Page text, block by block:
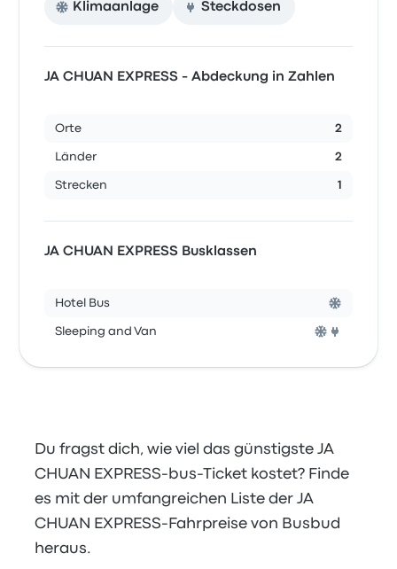
Klimaanlage Steckdosen
JA CHUAN EXPRESS - Abdeckung in Zahlen
Orte 2
Länder 2
Strecken 1
JA CHUAN EXPRESS Busklassen
Hotel Bus
Sleeping and Van
Du fragst dich, wie viel das günstigste JA
CHUAN EXPRESS-bus-Ticket kostet? Finde
es mit der umfangreichen Liste der JA
CHUAN EXPRESS-Fahrpreise von Busbud
heraus.